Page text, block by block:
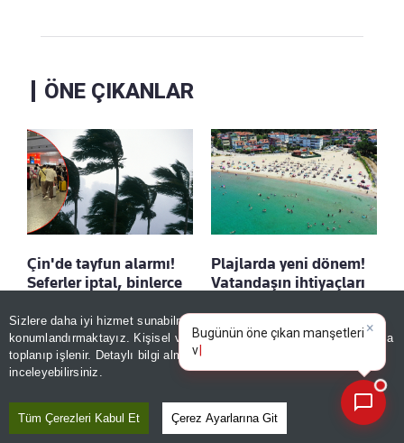
Sizlere daha iyi hizmet sunabilmek adına sitemizde
konumlandırmaktayız. Kişisel verileriniz, KVKK ve GDPR kapsamında
toplanıp işlenir. Detaylı bilgi almak için
inceleyebilirsiniz.
Tüm Çerezleri Kabul Et Çerez Ayarlarına Git
ÖNE ÇIKANLAR
Çin'de tayfun alarmı!
Seferler iptal, binlerce
Kaydet
Plajlarda yeni dönem!
Vatandaşın ihtiyaçları
×
Bugünün öne çıkan manşetleri
ve gelişmeleri neler?